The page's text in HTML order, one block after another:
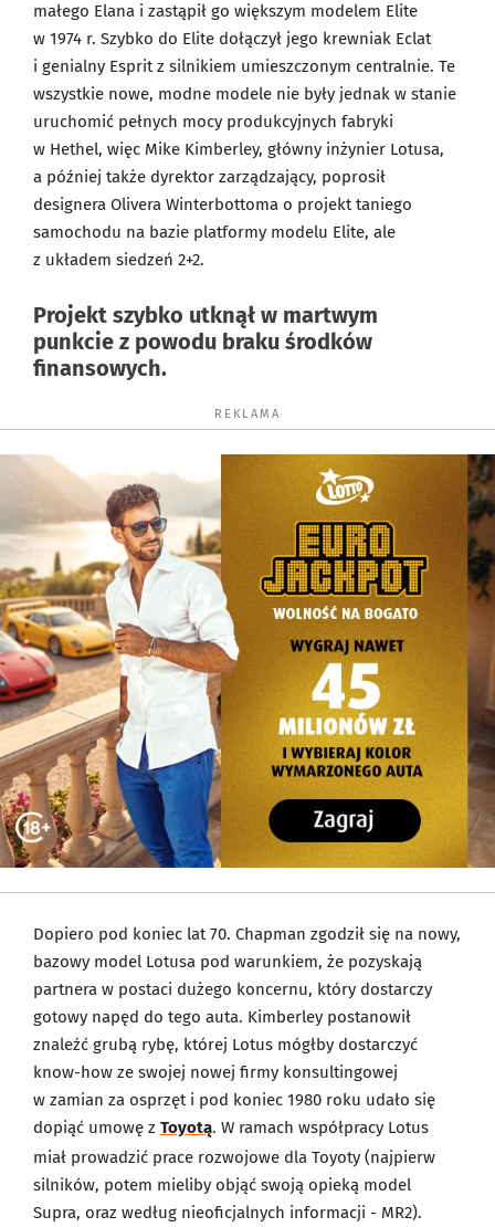
małego Elana i zastąpił go większym modelem Elite
w 1974 r. Szybko do Elite dołączył jego krewniak Eclat
i genialny Esprit z silnikiem umieszczonym centralnie. Te
wszystkie nowe, modne modele nie były jednak w stanie
uruchomić pełnych mocy produkcyjnych fabryki
w Hethel, więc Mike Kimberley, główny inżynier Lotusa,
a później także dyrektor zarządzający, poprosił
designera Olivera Winterbottoma o projekt taniego
samochodu na bazie platformy modelu Elite, ale
z układem siedzeń 2+2.
Projekt szybko utknął w martwym
punkcie z powodu braku środków
finansowych.
REKLAMA
Dopiero pod koniec lat 70. Chapman zgodził się na nowy,
bazowy model Lotusa pod warunkiem, że pozyskają
partnera w postaci dużego koncernu, który dostarczy
gotowy napęd do tego auta. Kimberley postanowił
znaleźć grubą rybę, której Lotus mógłby dostarczyć
know-how ze swojej nowej firmy konsultingowej
w zamian za osprzęt i pod koniec 1980 roku udało się
dopiąć umowę z Toyotą. W ramach współpracy Lotus
miał prowadzić prace rozwojowe dla Toyoty (najpierw
silników, potem mieliby objąć swoją opieką model
Supra, oraz według nieoficjalnych informacji - MR2).